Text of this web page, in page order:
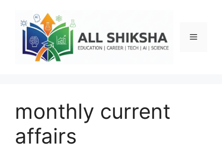
content
Menu
monthly current
affairs